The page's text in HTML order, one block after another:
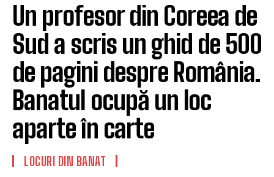
Un profesor din Coreea de
Sud a scris un ghid de 500
de pagini despre România.
Banatul ocupă un loc
aparte în carte
LOCURI DIN BANAT